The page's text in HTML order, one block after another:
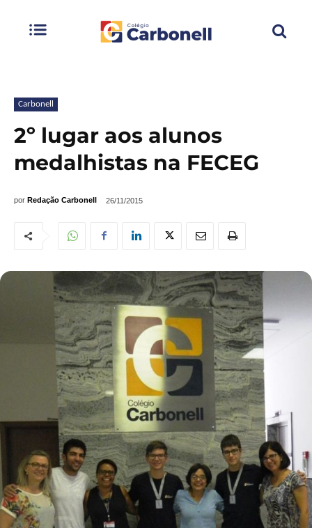
Carbonell
2º lugar aos alunos
medalhistas na FECEG
por Redação Carbonell 26/11/2015